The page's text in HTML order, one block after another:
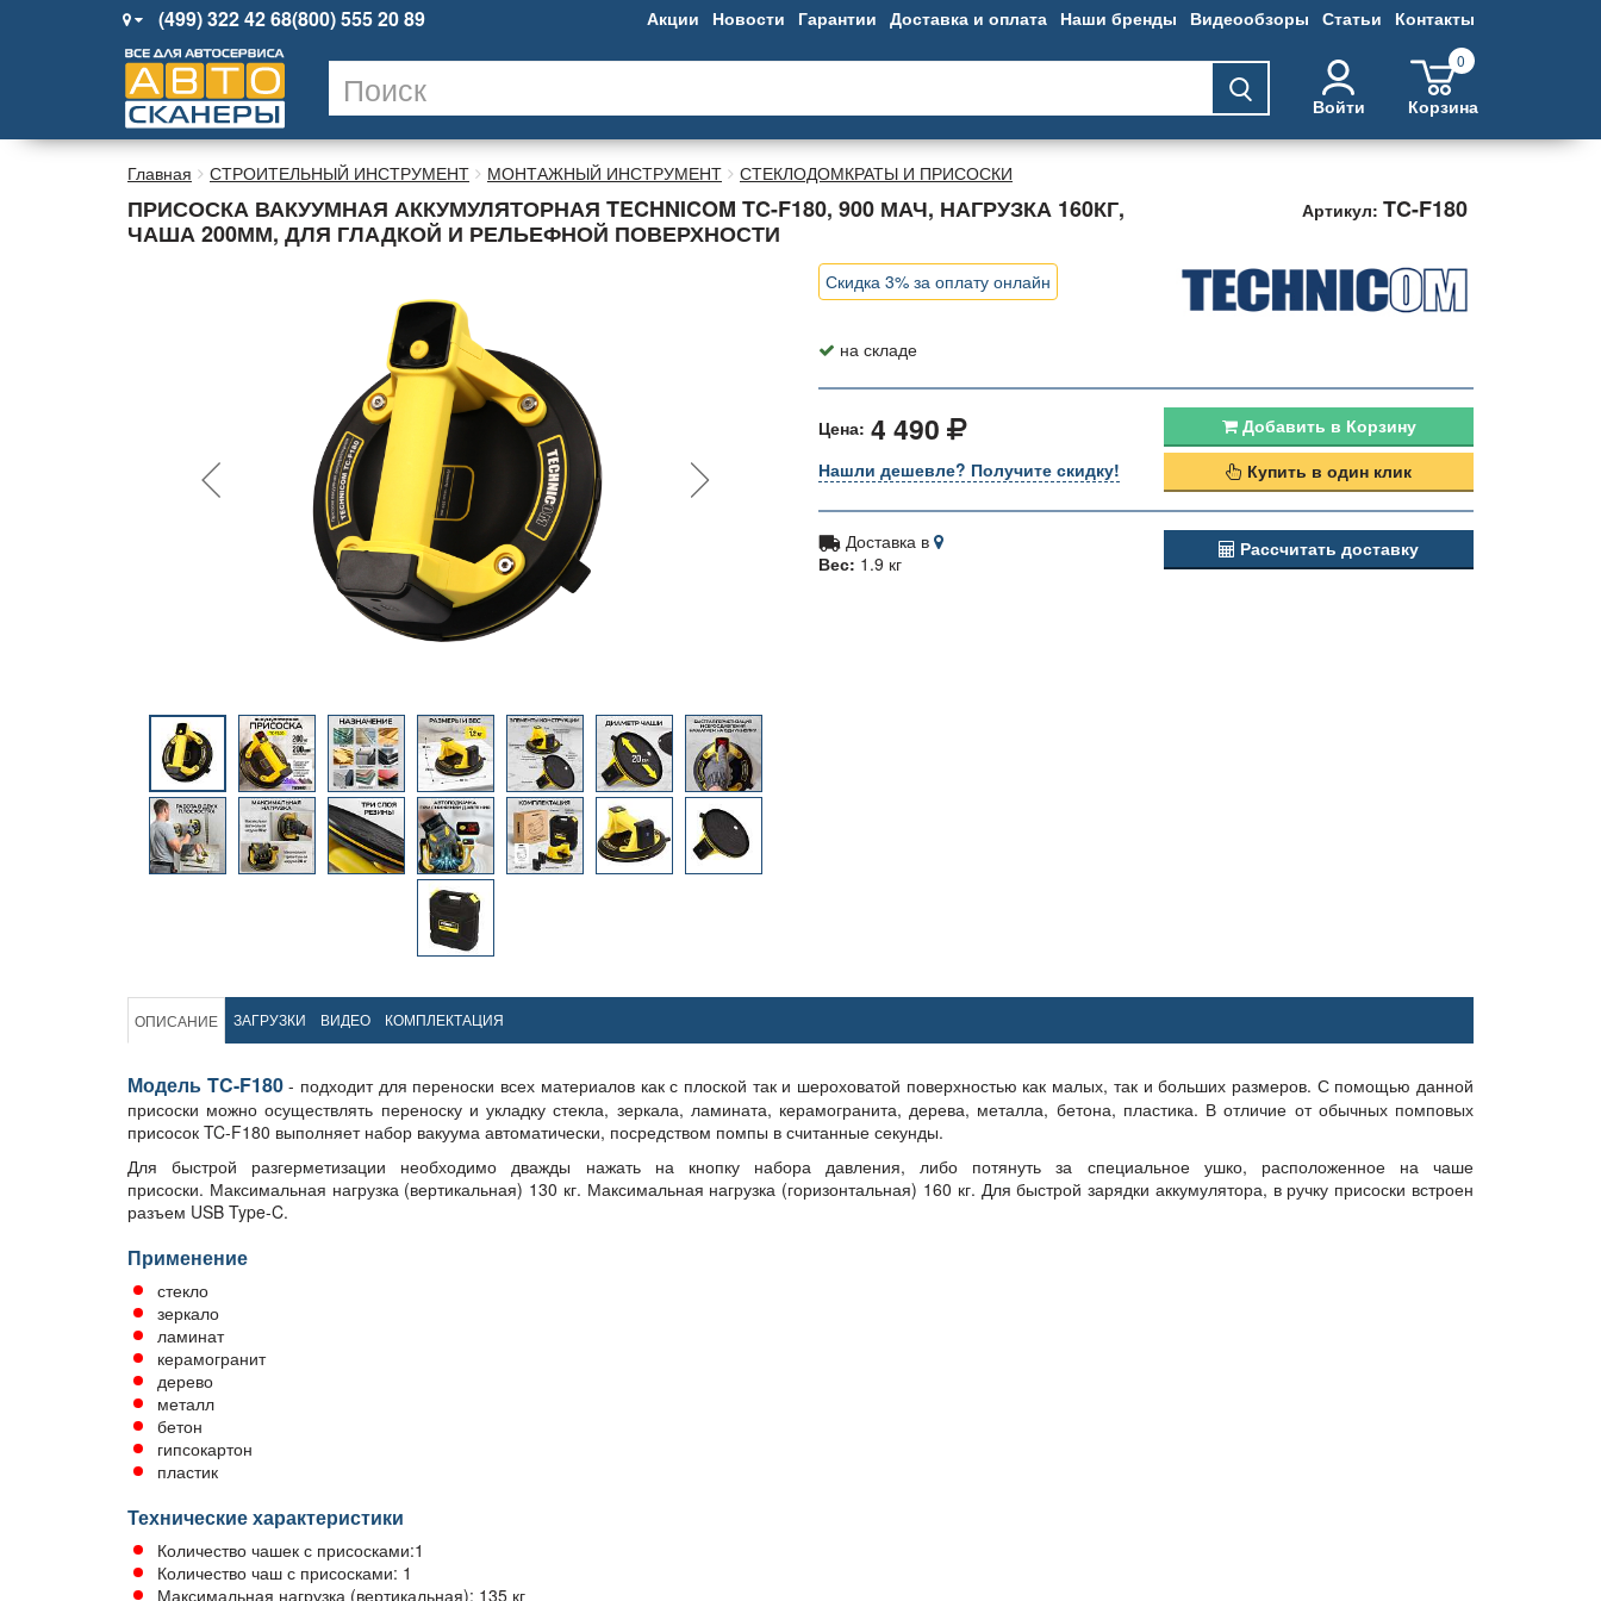
(499) 322 42 68(800) 555 20 89 Акции Новости Гарантии Доставка и оплата Наши бренды Видеообзоры Статьи Контакты
Войти
0
Корзина
Главная СТРОИТЕЛЬНЫЙ ИНСТРУМЕНТ МОНТАЖНЫЙ ИНСТРУМЕНТ СТЕКЛОДОМКРАТЫ И ПРИСОСКИ
ПРИСОСКА ВАКУУМНАЯ АККУМУЛЯТОРНАЯ TECHNICOM TC-F180, 900 МАЧ, НАГРУЗКА 160КГ,
ЧАША 200ММ, ДЛЯ ГЛАДКОЙ И РЕЛЬЕФНОЙ ПОВЕРХНОСТИ
Артикул: TC-F180
Скидка 3% за оплату онлайн
на складе
Цена: 4 490
Нашли дешевле? Получите скидку!
Добавить в Корзину
Купить в один клик
Доставка в
Вес: 1.9 кг
Рассчитать доставку
ОПИСАНИЕ ЗАГРУЗКИ ВИДЕО КОМПЛЕКТАЦИЯ
Модель TC-F180- подходит для переноски всех материалов как с плоской так и шероховатой поверхностью как малых, так и больших размеров. С помощью данной
присоски можно осуществлять переноску и укладку стекла, зеркала, ламината, керамогранита, дерева, металла, бетона, пластика. В отличие от обычных помповых
присосок TC-F180 выполняет набор вакуума автоматически, посредством помпы в считанные секунды.
Для быстрой разгерметизации необходимо дважды нажать на кнопку набора давления, либо потянуть за специальное ушко, расположенное на чаше
присоски. Максимальная нагрузка (вертикальная) 130 кг. Максимальная нагрузка (горизонтальная) 160 кг. Для быстрой зарядки аккумулятора, в ручку присоски встроен
разъем USB Type-C.
Применение
стекло
зеркало
ламинат
керамогранит
дерево
металл
бетон
гипсокартон
пластик
Технические характеристики
Количество чашек с присосками:1
Количество чаш с присосками: 1
Максимальная нагрузка (вертикальная): 135 кг